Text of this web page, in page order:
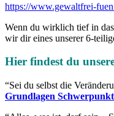
https://www.gewaltfrei-
Wenn du wirklich tief in
wir dir eines unserer 6-
Hier findest du
“Sei du selbst die
Grundlagen